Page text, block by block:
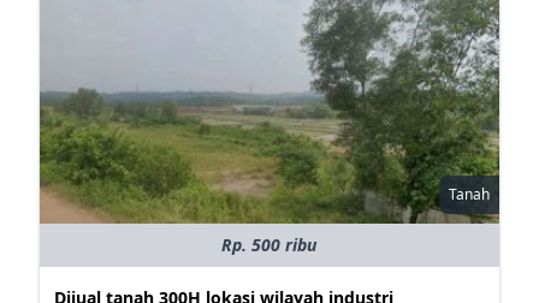
Tanah
Rp. 500 ribu
Dijual tanah 300H lokasi wilayah industri